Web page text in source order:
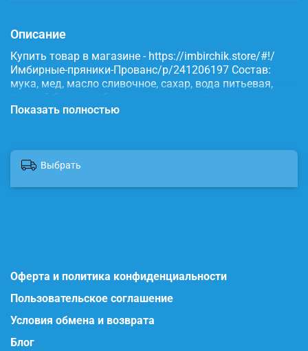
Описание
Купить товар в магазине - https://imbirchik.store/#!/
Имбирные-пряники-Прованс/p/241206197 Состав:
мука, мед, масло сливочное, сахар, вода питьевая,
яичный белок, имбирь, корица, сода, пищевые
красители.
Показать полностью
Выбрать
Оферта и политика конфиденциальности
Пользовательское соглашение
Условия обмена и возврата
Блог